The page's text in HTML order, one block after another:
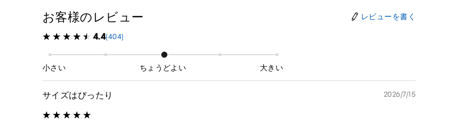
お客様のレビュー レビューを書く
4.4(404)
小さい ちょうどよい 大きい
サイズはぴったり 2026/7/15